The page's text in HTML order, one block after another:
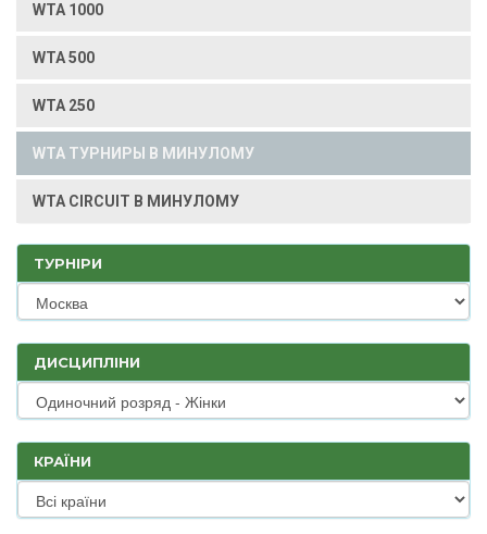
WTA 1000
WTA 500
WTA 250
WTA ТУРНИРЫ В МИНУЛОМУ
WTA CIRCUIT В МИНУЛОМУ
ТУРНІРИ
ДИСЦИПЛІНИ
КРАЇНИ